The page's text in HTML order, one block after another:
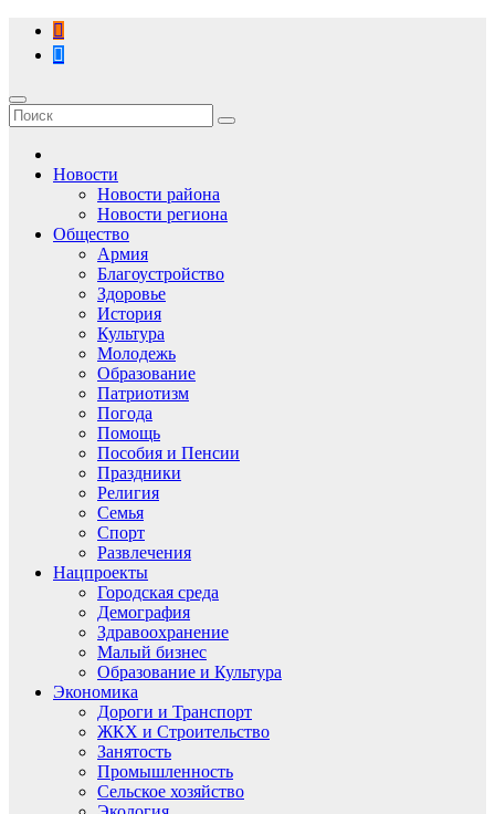
Перейти
содержимому
Новости
Новости района
Новости региона
Общество
Армия
Благоустройство
Здоровье
История
Культура
Молодежь
Образование
Патриотизм
Погода
Помощь
Пособия и Пенсии
Праздники
Религия
Семья
Спорт
Развлечения
Нацпроекты
Городская среда
Демография
Здравоохранение
Малый бизнес
Образование и Культура
Экономика
Дороги и Транспорт
ЖКХ и Строительство
Занятость
Промышленность
Сельское хозяйство